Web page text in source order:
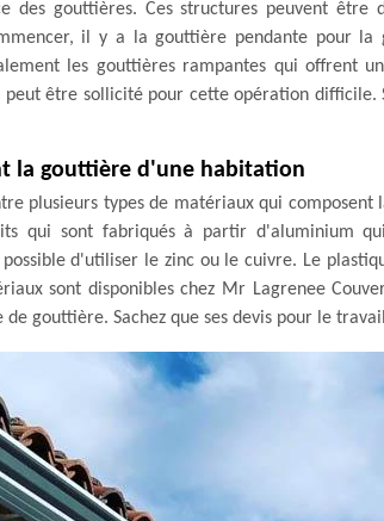
des gouttières. Ces structures peuvent être
il y a la gouttière pendante pour
les gouttières rampantes qui offrent
être sollicité pour cette opération difficile.
la gouttière d'une habitation
plusieurs types de matériaux qui composent
qui sont fabriqués à partir d'aluminium
d'utiliser le zinc ou le cuivre. Le
sont disponibles chez Mr Lagrenee
gouttière. Sachez que ses devis pour le